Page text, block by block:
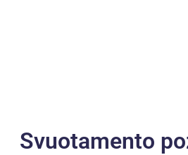
Svuotamento